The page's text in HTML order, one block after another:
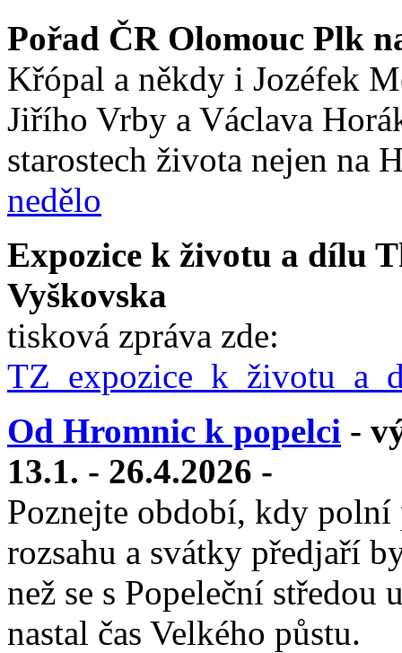
Pořad ČR Olomouc Plk
Křópal a někdy i Jozéfek
Jiřího Vrby a Václava
starostech života nejen na
nedělo
Expozice k životu a dílu
Vyškovska
tisková zpráva zde:
Od Hromnic k popelci -
13.1. - 26.4.2026 -
Poznejte období, kdy polní
rozsahu a svátky předjaří
než se s Popeleční středou
nastal čas Velkého půstu.